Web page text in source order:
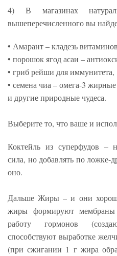
4) В магазинах
вышеперечисленного вы
• Амарант – кладезь
• порошок ягод асаи –
• гриб рейши для иммунитета,
• семена чиа – омега-3
и другие природные чудеса.
Выберите то, что ваше и
Коктейль из суперфудов –
сила, но добавлять по ложке-
оно.
Дальше Жиры – и они
жиры формируют мембраны
работу гормонов
способствуют выработке
(при сжигании 1 г жира